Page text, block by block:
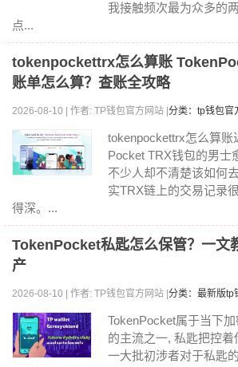
我接触频次最为众多的
点...
tokenpockettrx怎么算账
账单怎么算？查账全攻略
2026-08-10 | 作者: TP钱包官方网站 | 分类：tp钱包官
tokenpockettrx怎么算账
Pocket TRX钱包的男士
不少人却不清楚该如何
实TRX链上的交易记录
得深。...
TokenPocket私匙怎么保管？一文
产
2026-08-10 | 作者: TP钱包官方网站 | 分类：最新版tp
TokenPocket属于当下
的主流之一, 私匙把控着
一大批初涉者对于私匙